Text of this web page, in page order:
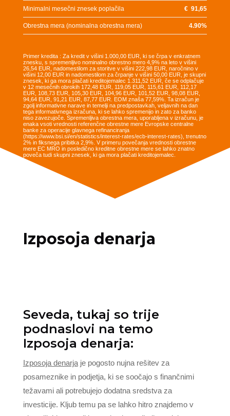
Minimalni mesečni znesek poplačila €91,65
Obrestna mera (nominalna obrestna mera) 4.90%
Primer kredita : Za kredit v višini 1.000,00 EUR, ki se črpa v enkratnem
znesku, s spremenljivo nominalno obrestno mero 4,9% na leto v višini
26,54 EUR, nadomestilom za storitve v višini 222,98 EUR, naročnino v
višini 12,00 EUR in nadomestilom za črpanje v višini 50,00 EUR, je skupni
znesek, ki ga mora plačati kreditojemalec 1.311,52 EUR, če se odplačuje
v 12 mesečnih obrokih 172,48 EUR, 119,05 EUR, 115,61 EUR, 112,17
EUR, 108,73 EUR, 105,30 EUR, 104,96 EUR, 101,52 EUR, 98,08 EUR,
94,64 EUR, 91,21 EUR, 87,77 EUR. EOM znaša 77,59%. Ta izračun je
zgolj informativne narave in temelji na predpostavkah, veljavnih na dan
tega informativnega izračuna, ki se lahko spremenijo in zato za banko
niso zavezujoče. Spremenljiva obrestna mera, uporabljena v izračunu, je
enaka vsoti vrednosti referenčne obrestne mere Evropske centralne
banke za operacije glavnega refinanciranja
(https://www.bsi.si/en/statistics/interest-rates/ecb-interest-rates), trenutno
2% in fiksnega pribitka 2,9%. V primeru povečanja vrednosti obrestne
mere EC MRO in posledično kreditne obrestne mere se lahko znatno
poveča tudi skupni znesek, ki ga mora plačati kreditojemalec.
Izposoja denarja
Seveda, tukaj so trije
podnaslovi na temo
Izposoja denarja:
Izposoja denarjaje pogosto nujna rešitev za
posameznike in podjetja, ki se soočajo s finančnimi
težavami ali potrebujejo dodatna sredstva za
investicije. Kljub temu pa se lahko hitro znajdemo v